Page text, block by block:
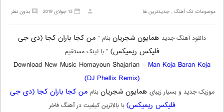
موضوعات:تک آهنگ ,جدیدترین ها بدون نظر 13 جولای 2019
دانلود آهنگ جدید همایون شجریانبنام “ من کجا باران کجا (دی جی
فلیکس ریمیکس)” با لینک مستقیم
Download New Music Homayoun Shajarian – Man Koja Baran Koja
(DJ Phellix Remix)
موزیک جدید و بسیار زیبای همایون شجریانبنام من کجا باران کجا (دی جی
فلیکس ریمیکس)با بالاترین کیفیت در آهنگ فاخر